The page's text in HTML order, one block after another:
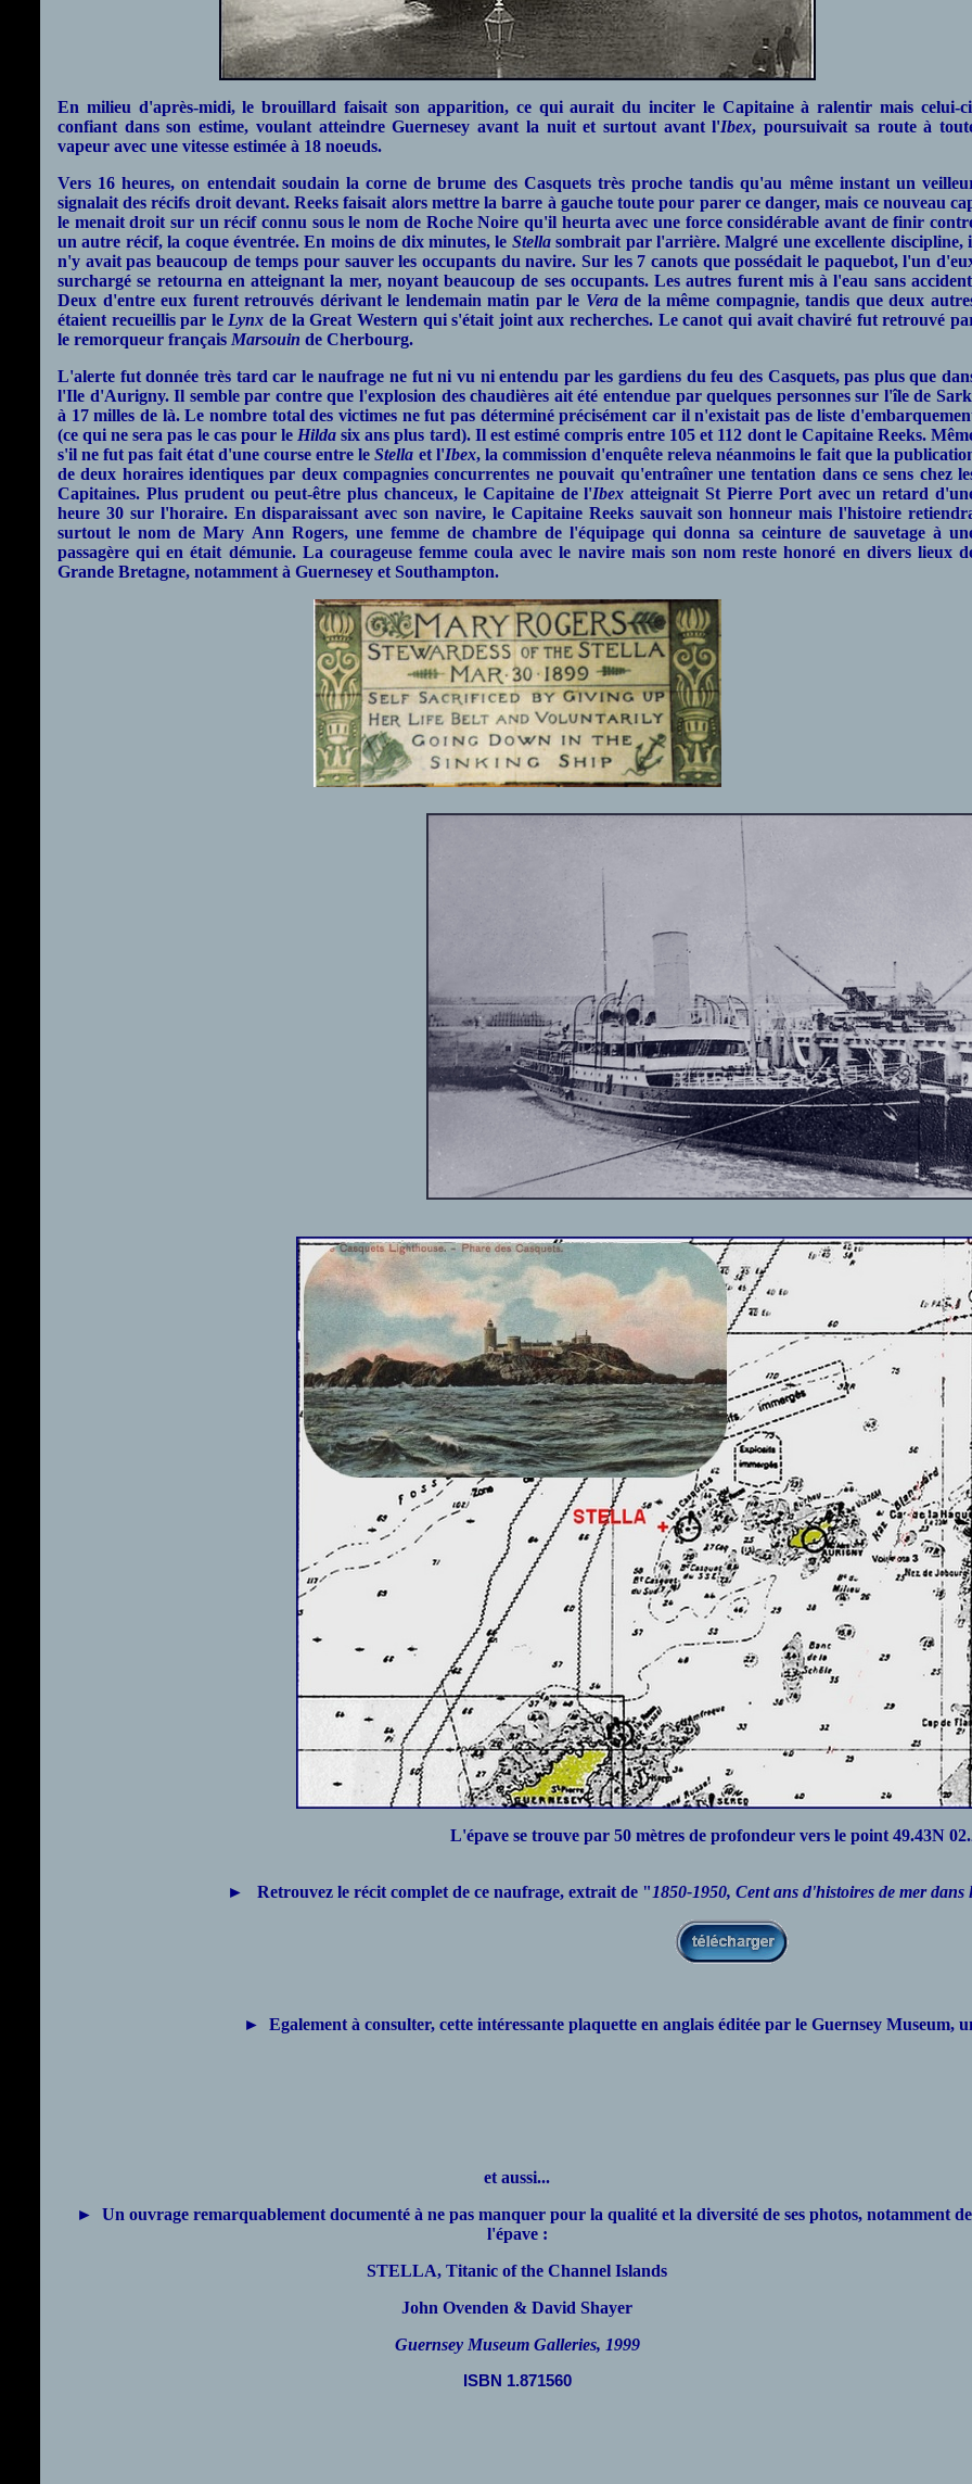
En milieu d'après-midi, le brouillard faisait son apparition, ce qui aurait du inciter le Capitaine à ralentir mais celui-
confiant dans son estime, voulant atteindre Guernesey avant la nuit et surtout avant l'Ibex, poursuivait sa route à
vapeur avec une vitesse estimée à 18 noeuds.
Vers 16 heures, on entendait soudain la corne de brume des Casquets très proche tandis qu'au même instant un
signalait des récifs droit devant. Reeks faisait alors mettre la barre à gauche toute pour parer ce danger, mais ce nouveau
le menait droit sur un récif connu sous le nom de Roche Noire qu'il heurta avec une force considérable avant de finir
un autre récif, la coque éventrée. En moins de dix minutes, le Stellasombrait par l'arrière. Malgré une excellente discipline,
n'y avait pas beaucoup de temps pour sauver les occupants du navire. Sur les 7 canots que possédait le paquebot, l'un
surchargé se retourna en atteignant la mer, noyant beaucoup de ses occupants. Les autres furent mis à l'eau sans
Deux d'entre eux furent retrouvés dérivant le lendemain matin par le Verade la même compagnie, tandis que deux
étaient recueillis par le Lynx de la Great Western qui s'était joint aux recherches. Le canot qui avait chaviré fut retrouvé
le remorqueur français Marsouin de Cherbourg.
L'alerte fut donnée très tard car le naufrage ne fut ni vu ni entendu par les gardiens du feu des Casquets, pas plus que
l'Ile d'Aurigny. Il semble par contre que l'explosion des chaudières ait été entendue par quelques personnes sur l'île de
à 17 milles de là. Le nombre total des victimes ne fut pas déterminé précisément car il n'existait pas de liste
(ce qui ne sera pas le cas pour le Hilda six ans plus tard). Il est estimé compris entre 105 et 112 dont le Capitaine Reeks.
s'il ne fut pas fait état d'une course entre leStella et l'Ibex, la commission d'enquête releva néanmoins le fait que la
de deux horaires identiques par deux compagnies concurrentes ne pouvait qu'entraîner une tentation dans ce sens chez
Capitaines. Plus prudent ou peut-être plus chanceux, le Capitaine de l'Ibex atteignait St Pierre Port avec un retard
heure 30 sur l'horaire. En disparaissant avec son navire, le Capitaine Reeks sauvait son honneur mais l'histoire
surtout le nom de Mary Ann Rogers, une femme de chambre de l'équipage qui donna sa ceinture de sauvetage à
passagère qui en était démunie. La courageuse femme coula avec le navire mais son nom reste honoré en divers lieux
Grande Bretagne, notamment à Guernesey et Southampton.
L'épave se trouve par 50 mètres de profondeur vers le point 49.43N
► Retrouvez le récit complet de ce naufrage, extrait de " 1850-1950, Cent ans d'histoires de mer
► Egalement à consulter, cette intéressante plaquette en anglais éditée par le Guernsey Museum,
et aussi...
► Un ouvrage remarquablement documenté à ne pas manquer pour la qualité et la diversité de ses photos, notamment de
l'épave :
STELLA, Titanic of the Channel Islands
John Ovenden & David Shayer
Guernsey Museum Galleries, 1999
ISBN 1.871560